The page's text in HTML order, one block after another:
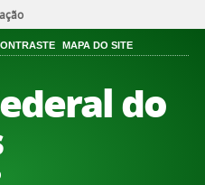
MAPA DO SITE
do